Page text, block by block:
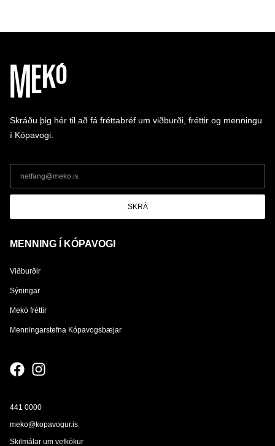
Skráðu þig hér til að fá fréttabréf um viðburði, fréttir og menningu
í Kópavogi.
SKRÁ
MENNING Í KÓPAVOGI
Viðburðir
Sýningar
Mekó fréttir
Menningarstefna Kópavogsbæjar
441 0000
meko@kopavogur.is
Skilmálar um vefkökur